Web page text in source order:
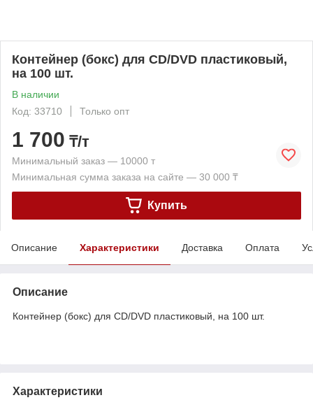
Контейнер (бокс) для CD/DVD пластиковый,
на 100 шт.
В наличии
Код: 33710
Только опт
1 700 ₸/т
Минимальный заказ — 10000 т
Минимальная сумма заказа на сайте — 30 000 ₸
Купить
Описание Характеристики Доставка Оплата
Описание
Контейнер (бокс) для CD/DVD пластиковый, на 100 шт.
Характеристики